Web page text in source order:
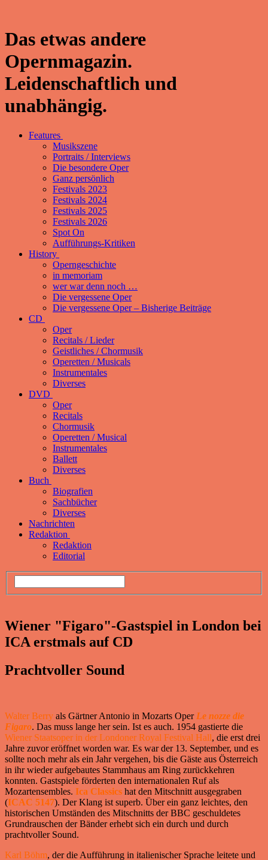
Das etwas andere
Opernmagazin.
Leidenschaftlich und
unabhängig.
Features
Musikszene
Portraits / Interviews
Die besondere Oper
Ganz persönlich
Festivals 2023
Festivals 2024
Festivals 2025
Festivals 2026
Spot On
Aufführungs-Kritiken
History
Operngeschichte
in memoriam
wer war denn noch …
Die vergessene Oper
Die vergessene Oper – Bisherige Beiträge
CD
Oper
Recitals / Lieder
Geistliches / Chormusik
Operetten / Musicals
Instrumentales
Diverses
DVD
Oper
Recitals
Chormusik
Operetten / Musical
Instrumentales
Ballett
Diverses
Buch
Biografien
Sachbücher
Diverses
Nachrichten
Redaktion
Redaktion
Editorial
Wiener "Figaro"-Gastspiel in London bei
ICA erstmals auf CD
Prachtvoller Sound
Walter Berry als Gärtner Antonio in Mozarts Oper Le nozze die
Figaro. Das muss lange her sein. Ist es auch. 1954 gastierte die
Wiener Staatsoper in der Londoner Royal Festival Hall, die erst drei
Jahre zuvor eröffnet worden war. Es war der 13. September, und es
sollte noch mehr als ein Jahr vergehen, bis die Gäste aus Österreich
in ihr wieder aufgebautes Stammhaus am Ring zurückkehren
konnten. Gastspiele förderten den internationalen Ruf als
Mozartensembles. Ica Classics hat den Mitschnitt ausgegraben
(ICAC 5147). Der Klang ist superb. Über ein ganz leichtes, den
historischen Umständen des Mitschnitts der BBC geschuldetes
Grundrauschen der Bänder erhebt sich ein durch und durch
prachtvoller Sound.
Karl Böhm, der die Aufführung in italienischer Sprache leitete und